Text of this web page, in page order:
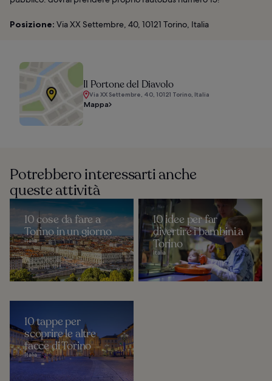
Posizione: Via XX Settembre, 40, 10121 Torino, Italia
Il Portone del Diavolo
Via XX Settembre, 40, 10121 Torino, Italia
Mappa
Potrebbero interessarti anche
queste attività
10 cose da fare a
Torino in un giorno
Italia
10 idee per far
divertire i bambini a
Torino
Italia
10 tappe per
scoprire le altre
facce di Torino
Italia